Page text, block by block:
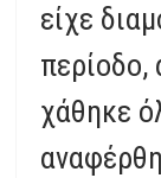
είχε
περίοδο,
χάθηκε